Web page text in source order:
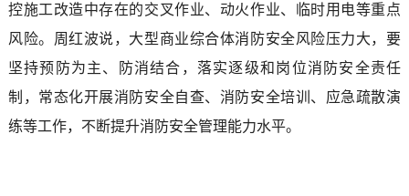
控施工改造中存在的交叉作业、动火作业、临时用电等重点
风险。周红波说，大型商业综合体消防安全风险压力大，要
坚持预防为主、防消结合，落实逐级和岗位消防安全责任
制，常态化开展消防安全自查、消防安全培训、应急疏散演
练等工作，不断提升消防安全管理能力水平。